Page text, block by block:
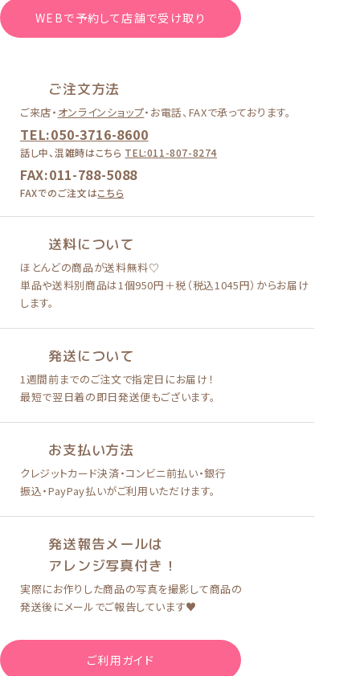
WEBで予約して店舗で受け取り
ご注文方法
ご来店・ オンラインショップ・ お電話、FAXで承っております。
TEL:050-3716-8600
話し中、混雑時はこちら TEL:011-807-8274
FAX:011-788-5088
FAXでのご注文はこちら
送料について
ほとんどの商品が送料無料♡
単品や送料別商品は1個950円＋税（税込1045円） からお届け
します。
発送について
1週間前までのご注文で指定日にお届け！
最短で翌日着の即日発送便もございます。
お支払い方法
クレジットカード決済・コンビニ前払い・銀行
振込・PayPay払いがご利用いただけます。
発送報告メールは
アレンジ写真付き！
実際にお作りした商品の写真を撮影して商品の
発送後にメールでご報告しています♥
ご利用ガイド